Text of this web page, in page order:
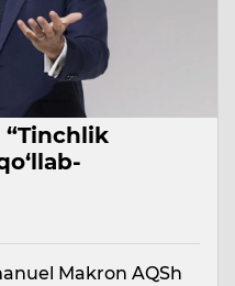
Makron AQSh